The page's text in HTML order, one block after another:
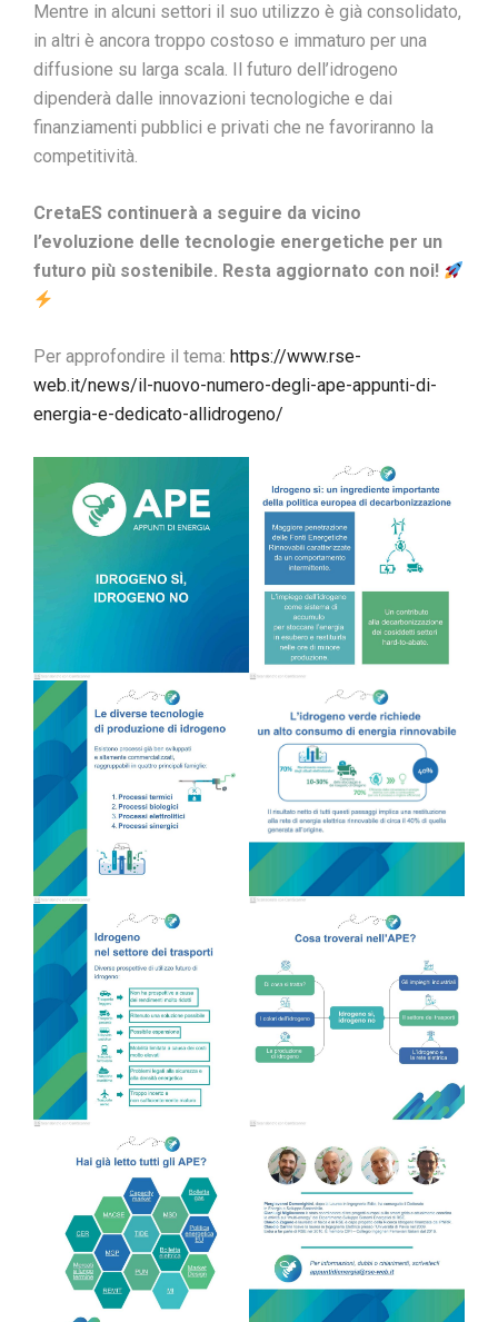
Mentre in alcuni settori il suo utilizzo è già consolidato,
in altri è ancora troppo costoso e immaturo per una
diffusione su larga scala. Il futuro dell’idrogeno
dipenderà dalle innovazioni tecnologiche e dai
finanziamenti pubblici e privati che ne favoriranno la
competitività.
CretaES continuerà a seguire da vicino
l’evoluzione delle tecnologie energetiche per un
futuro più sostenibile. Resta aggiornato con noi!
Per approfondire il tema: https://www.rse-
web.it/news/il-nuovo-numero-degli-ape-appunti-di-
energia-e-dedicato-allidrogeno/